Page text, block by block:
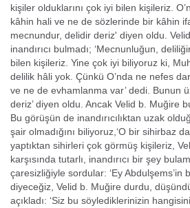
kişiler olduklarını çok iyi bilen kişi­leriz.
kâhin hali ve ne de sözlerinde bir kâhin
mecnundur, delidir deriz' diyen oldu.
inandırıcı bulmadı; ‘Mecnunluğun,
bilen kişileriz. Yine çok iyi biliyoruz ki,
delilik hâli yok. Çünkü O’nda ne ne­fes
ve ne de evhamlanma var’ dedi. Bunun
deriz’ diyen oldu. Ancak Velid b. Muğire
Bu görüşün de inandırıcılıktan uzak
şair olmadığını bili­yoruz,‘O bir sihirbaz
yaptıktan sihirleri çok görmüş kişileriz,
kar­şısında tutarlı, inandırıcı bir şey
çaresizliğiyle sordular: ‘Ey Abdulşems’in
diyeceğiz, Velid b. Muğire durdu,
açıkladı: ‘Siz bu söylediklerinizin